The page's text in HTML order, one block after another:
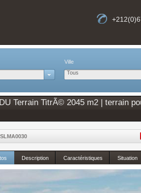
Ville
Tous
Terrain TitrÃ© 2045 m2 | terrain
Description Caractéristiques Situation